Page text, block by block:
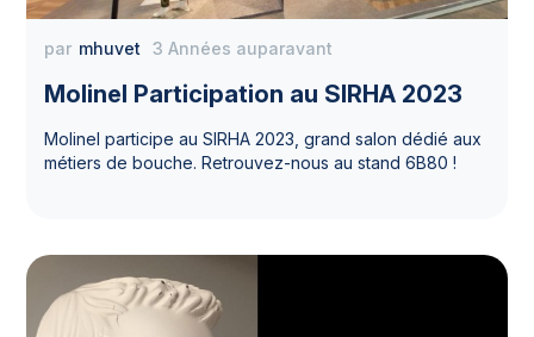
Molinel Participation au SIRHA 2023
par mhuvet 3 Années auparavant
Molinel participe au SIRHA 2023, grand salon dédié aux
métiers de bouche. Retrouvez-nous au stand 6B80 !